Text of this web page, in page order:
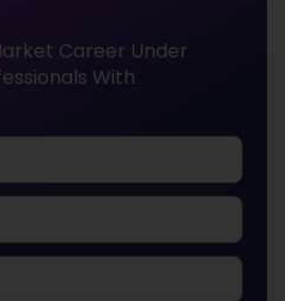
Career Under
With